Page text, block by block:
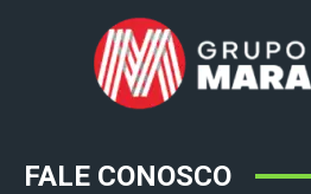
FALE CONOSCO